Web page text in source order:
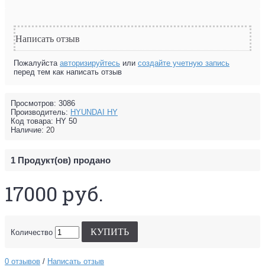
Написать отзыв
Пожалуйста авторизируйтесь или создайте учетную запись
перед тем как написать отзыв
Просмотров: 3086
Производитель: HYUNDAI HY
Код товара: HY 50
Наличие: 20
1 Продукт(ов) продано
17000 руб.
Количество КУПИТЬ
0 отзывов / Написать отзыв